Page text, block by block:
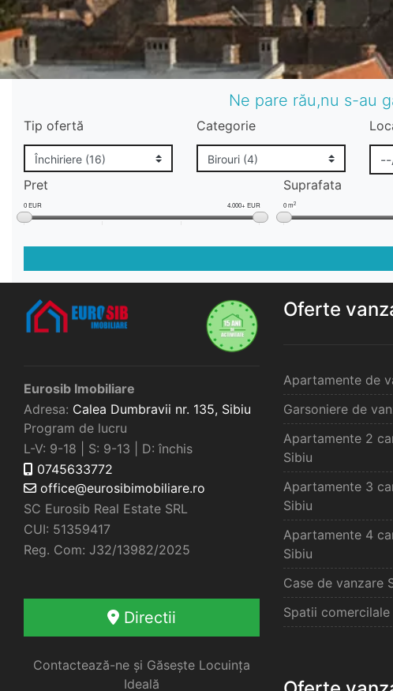
Ne pare rău,nu s-au
Tip ofertă Categorie
Pret
0 EUR 4.000+ EUR
Suprafata
0 m2
Eurosib Imobiliare
Adresa: Calea Dumbravii nr. 135, Sibiu
Program de lucru
L-V: 9-18 | S: 9-13 | D: închis
0745633772
office@eurosibimobiliare.ro
SC Eurosib Real Estate SRL
CUI: 51359417
Reg. Com: J32/13982/2025
Directii
Contactează-ne și Găsește Locuința
Ideală
Oferte
Apartamente de
Garsoniere de
Apartamente 2
Sibiu
Apartamente 3
Sibiu
Apartamente 4
Sibiu
Case de vanzare
Spatii